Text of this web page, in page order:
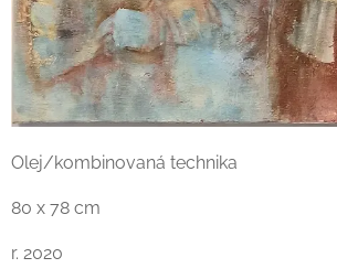
Olej/kombinovaná technika
80 x 78 cm
r. 2020